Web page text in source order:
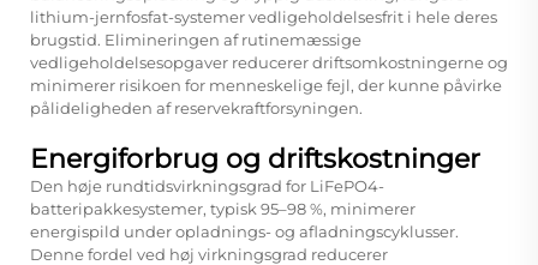
lithium-jernfosfat-systemer vedligeholdelsesfrit i hele deres
brugstid. Elimineringen af rutinemæssige
vedligeholdelsesopgaver reducerer driftsomkostningerne og
minimerer risikoen for menneskelige fejl, der kunne påvirke
pålideligheden af reservekraftforsyningen.
Energiforbrug og driftskostninger
Den høje rundtidsvirkningsgrad for LiFePO4-
batteripakkesystemer, typisk 95–98 %, minimerer
energispild under opladnings- og afladningscyklusser.
Denne fordel ved høj virkningsgrad reducerer